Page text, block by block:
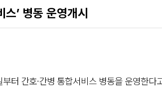
’ 병동 운영개시
터 간호·간병 통합서비스 병동을 운영한다